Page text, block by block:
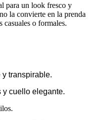
para un look fresco y
la convierte en la prenda
casuales o formales.
transpirable.
y cuello elegante.